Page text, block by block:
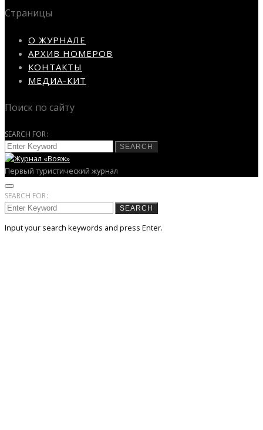
Страницы
О ЖУРНАЛЕ
АРХИВ НОМЕРОВ
КОНТАКТЫ
МЕДИА-КИТ
Поиск по сайту
SEARCH FOR:
SEARCH
Первый туристический журнал
SEARCH FOR:
SEARCH
Input your search keywords and press Enter.